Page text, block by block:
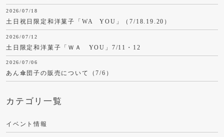
2026/07/18
土日祝日限定和洋菓子「WA YOU」（7/18.19.20）
2026/07/12
土日限定和洋菓子「ＷＡ YOU」7/11・12
2026/07/06
あん傘団子の販売について（7/6）
カテゴリ一覧
イベント情報